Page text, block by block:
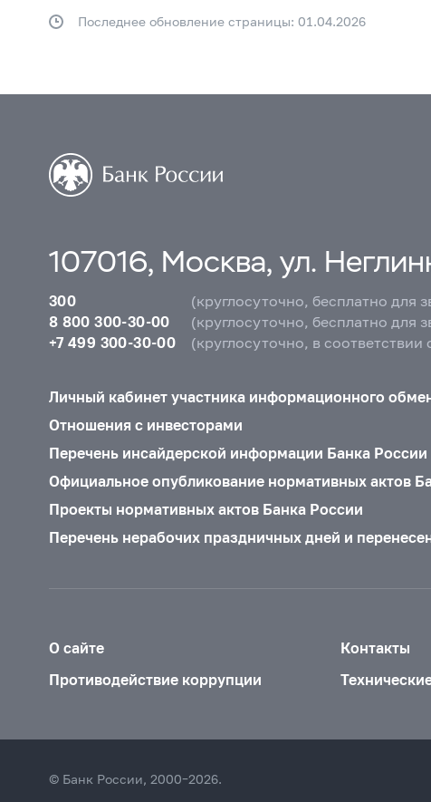
Последнее обновление страницы: 01.04.2026
107016, Москва, ул.
300
(круглосуточно, бесплатно для
8 800 300-30-00
(круглосуточно, бесплатно для
+7 499 300-30-00
(круглосуточно, в
Личный кабинет участника информационного
Отношения с инвесторами
Перечень инсайдерской информации Банка России
Официальное опубликование нормативных актов
Проекты нормативных актов Банка России
Перечень нерабочих праздничных дней и
О сайте
Контакты
Противодействие коррупции
© Банк России, 2000–2026.